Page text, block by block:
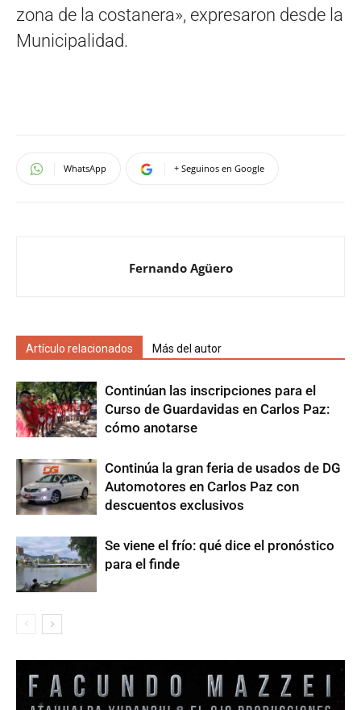
zona de la costanera», expresaron desde la
Municipalidad.
WhatsApp + Seguinos en Google
Fernando Agüero
Artículo relacionados Más del autor
Continúan las inscripciones para el
Curso de Guardavidas en Carlos Paz:
cómo anotarse
Continúa la gran feria de usados de DG
Automotores en Carlos Paz con
descuentos exclusivos
Se viene el frío: qué dice el pronóstico
para el finde